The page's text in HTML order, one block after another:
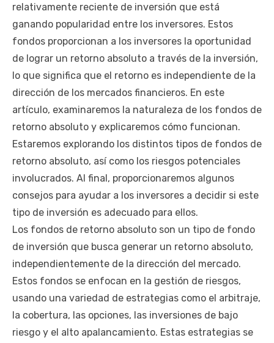
relativamente reciente de inversión que está
ganando popularidad entre los inversores. Estos
fondos proporcionan a los inversores la oportunidad
de lograr un retorno absoluto a través de la inversión,
lo que significa que el retorno es independiente de la
dirección de los mercados financieros. En este
artículo, examinaremos la naturaleza de los fondos de
retorno absoluto y explicaremos cómo funcionan.
Estaremos explorando los distintos tipos de fondos de
retorno absoluto, así como los riesgos potenciales
involucrados. Al final, proporcionaremos algunos
consejos para ayudar a los inversores a decidir si este
tipo de inversión es adecuado para ellos.
Los fondos de retorno absoluto son un tipo de fondo
de inversión que busca generar un retorno absoluto,
independientemente de la dirección del mercado.
Estos fondos se enfocan en la gestión de riesgos,
usando una variedad de estrategias como el arbitraje,
la cobertura, las opciones, las inversiones de bajo
riesgo y el alto apalancamiento. Estas estrategias se